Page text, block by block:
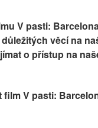
V pasti:
věcí na
o přístup na
V pasti: